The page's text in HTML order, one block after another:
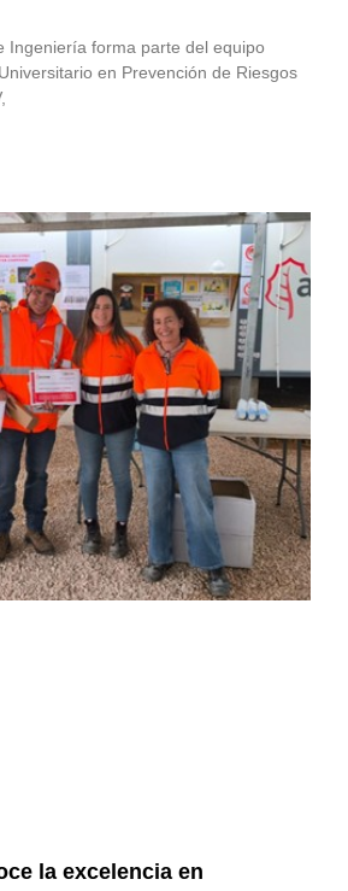
Ingeniería forma parte del equipo
en Prevención de Riesgos
la excelencia en